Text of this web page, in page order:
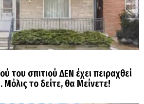
του σπιτιού ΔΕΝ έχει πειραχθεί
Μόλις το δείτε, θα Μείνετε!